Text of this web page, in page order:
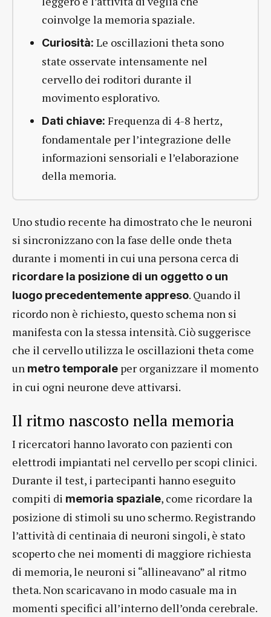
coinvolge la memoria spaziale.
Curiosità: Le oscillazioni theta sono
state osservate intensamente nel
cervello dei roditori durante il
movimento esplorativo.
Dati chiave: Frequenza di 4-8 hertz,
fondamentale per l’integrazione delle
informazioni sensoriali e l’elaborazione
della memoria.
Uno studio recente ha dimostrato che le neuroni
si sincronizzano con la fase delle onde theta
durante i momenti in cui una persona cerca di
ricordare la posizione di un oggetto o un
luogo precedentemente appreso. Quando il
ricordo non è richiesto, questo schema non si
manifesta con la stessa intensità. Ciò suggerisce
che il cervello utilizza le oscillazioni theta come
un metro temporale per organizzare il momento
in cui ogni neurone deve attivarsi.
Il ritmo nascosto nella memoria
I ricercatori hanno lavorato con pazienti con
elettrodi impiantati nel cervello per scopi clinici.
Durante il test, i partecipanti hanno eseguito
compiti di memoria spaziale, come ricordare la
posizione di stimoli su uno schermo. Registrando
l’attività di centinaia di neuroni singoli, è stato
scoperto che nei momenti di maggiore richiesta
di memoria, le neuroni si “allineavano” al ritmo
theta. Non scaricavano in modo casuale ma in
momenti specifici all’interno dell’onda cerebrale.